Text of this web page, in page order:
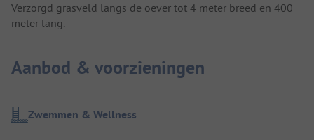
Verzorgd grasveld langs de oever tot 4 meter breed en 400
meter lang.
Aanbod & voorzieningen
Zwemmen & Wellness